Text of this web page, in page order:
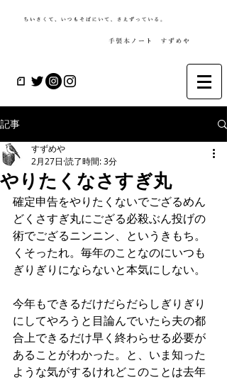
記事
やりたくなさすぎ丸
すずめや
2月27日 読了時間: 3分
確定申告をやりたくないでござるめん
どくさすぎ丸にござる必殺ぶん投げの
術でござるニンニン、というきもち。
くそったれ。毎年のことなのにいつも
ぎりぎりにならないと本気にしない。
今年もできるだけだらだらしぎりぎり
にしてやろうと目論んでいたら夫の都
合上できるだけ早く終わらせる必要が
あることがわかった。と、いま知った
ような気がするけれどこのことは去年